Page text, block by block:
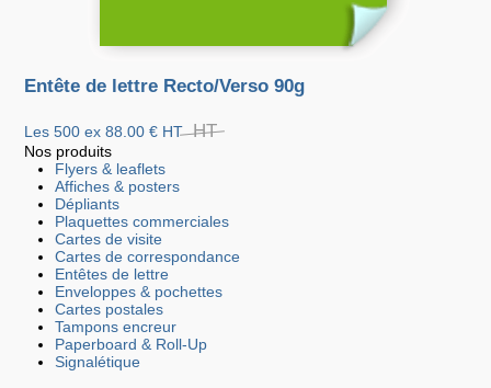
Nos produits
Flyers & leaflets
Affiches & posters
Dépliants
Plaquettes commerciales
Cartes de visite
Cartes de correspondance
Entêtes de lettre
Enveloppes & pochettes
Cartes postales
Tampons encreur
Paperboard & Roll-Up
Signalétique
Entête de lettre Recto/Verso 90g
Les 500 ex 88.00 € HT HT